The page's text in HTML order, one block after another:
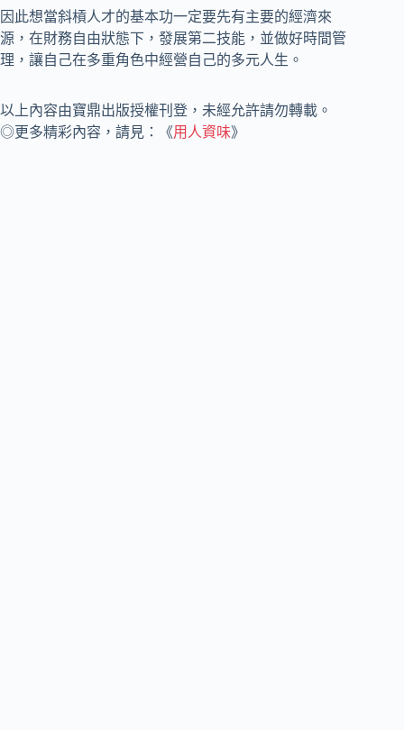
因此想當斜槓人才的基本功一定要先有主要的經濟來
源，在財務自由狀態下，發展第二技能，並做好時間管
理，讓自己在多重角色中經營自己的多元人生。
以上內容由寶鼎出版授權刊登，未經允許請勿轉載。
◎更多精彩內容，請見：《用人資味》